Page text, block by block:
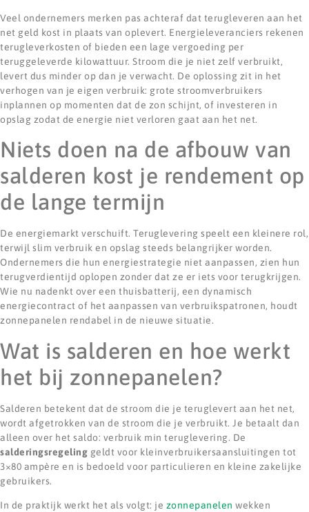
Veel ondernemers merken pas achteraf dat terugleveren aan het
net geld kost in plaats van oplevert. Energieleveranciers rekenen
terugleverkosten of bieden een lage vergoeding per
teruggeleverde kilowattuur. Stroom die je niet zelf verbruikt,
levert dus minder op dan je verwacht. De oplossing zit in het
verhogen van je eigen verbruik: grote stroomverbruikers
inplannen op momenten dat de zon schijnt, of investeren in
opslag zodat de energie niet verloren gaat aan het net.
Niets doen na de afbouw van
salderen kost je rendement op
de lange termijn
De energiemarkt verschuift. Teruglevering speelt een kleinere rol,
terwijl slim verbruik en opslag steeds belangrijker worden.
Ondernemers die hun energiestrategie niet aanpassen, zien hun
terugverdientijd oplopen zonder dat ze er iets voor terugkrijgen.
Wie nu nadenkt over een thuisbatterij, een dynamisch
energiecontract of het aanpassen van verbruikspatronen, houdt
zonnepanelen rendabel in de nieuwe situatie.
Wat is salderen en hoe werkt
het bij zonnepanelen?
Salderen betekent dat de stroom die je teruglevert aan het net,
wordt afgetrokken van de stroom die je verbruikt. Je betaalt dan
alleen over het saldo: verbruik min teruglevering. De
salderingsregeling geldt voor kleinverbruikersaansluitingen tot
3×80 ampère en is bedoeld voor particulieren en kleine zakelijke
gebruikers.
In de praktijk werkt het als volgt: je zonnepanelen wekken